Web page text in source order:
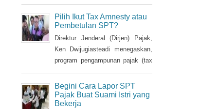
balik nama atas harta berupa
saham dan harta tidak bergerak,
seperti tanah dan bangunan.
membayar pajak hingga saat ini
masih tergolong rendah. Tercatat,
hingga saat ini tax ratio Indonesia
hanya mencapai kurang 12
persen, lebih rendah dibandingkan
negara tetangga seperti Singapura
dan Malaysia.
Pilih Ikut Tax Amnesty atau
Pembetulan SPT?
Direktur Jenderal (Dirjen) Pajak,
Ken Dwijugiasteadi menegaskan,
program pengampunan pajak (tax
amnesty) bukan merupakan